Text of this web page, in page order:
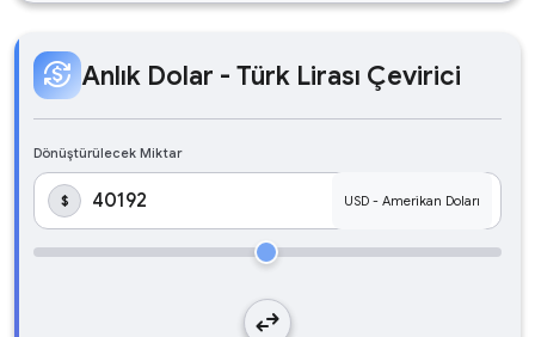
currency_exchange Anlık Dolar - Türk Lirası Çevirici
Dönüştürülecek Miktar
$
swap_horiz